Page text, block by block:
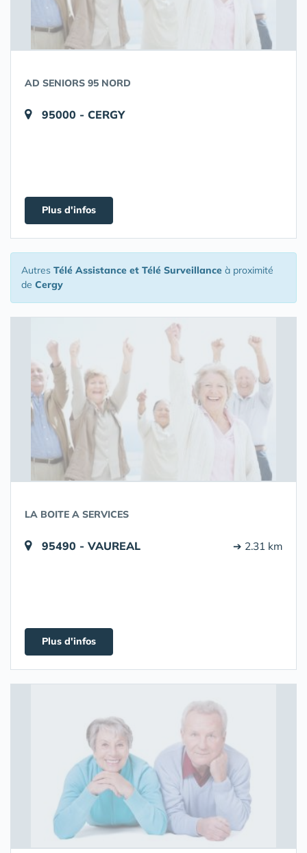
AD SENIORS 95 NORD
95000 - CERGY
Plus d'infos
Autres Télé Assistance et Télé Surveillance à proximité
de Cergy
LA BOITE A SERVICES
95490 - VAUREAL ➔ 2.31 km
Plus d'infos